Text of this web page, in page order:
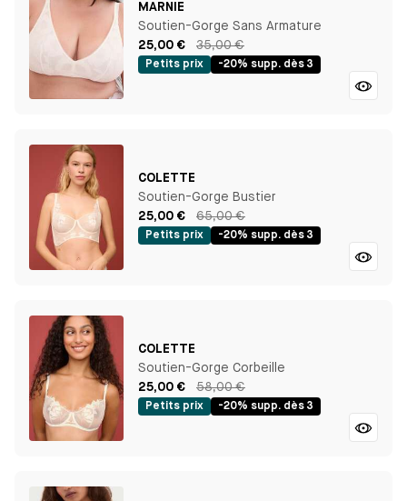
MARNIE
Soutien-Gorge Sans Armature
25,00 €
35,00 €
Petits prix -20% supp. dès 3
COLETTE
Soutien-Gorge Bustier
25,00 €
65,00 €
Petits prix -20% supp. dès 3
COLETTE
Soutien-Gorge Corbeille
25,00 €
58,00 €
Petits prix -20% supp. dès 3